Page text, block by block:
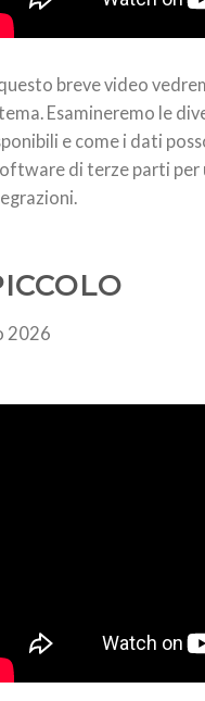
breve video
Esamineremo le
e come i dati
di terze parti per
2026